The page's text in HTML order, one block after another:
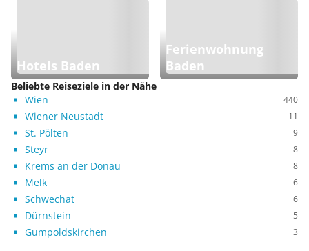
Hotels Baden
Ferienwohnung
Baden
Beliebte Reiseziele in der Nähe
Wien
440
Wiener Neustadt 11
St. Pölten 9
Steyr 8
Krems an der Donau 8
Melk 6
Schwechat 6
Dürnstein 5
Gumpoldskirchen 3